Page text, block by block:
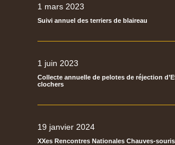
1 mars 2023
Suivi annuel des terriers de blaireau
1 juin 2023
Collecte annuelle de pelotes de réjection
clochers
19 janvier 2024
XXes Rencontres Nationales Chauves-souris